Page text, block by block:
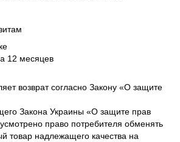
12 месяцев
возврат согласно Закону «О защите
Закона Украины «О защите прав
право потребителя обменять
товар надлежащего качества на